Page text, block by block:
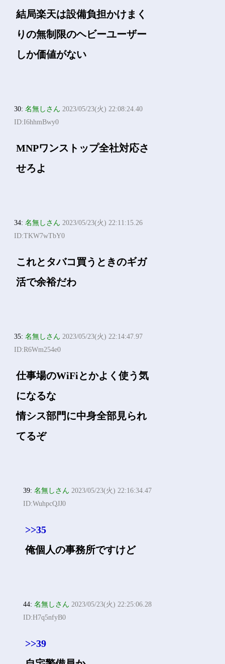
結局楽天は設備負担かけまく
りの無制限のヘビーユーザー
しか価値がない
30:名無しさん 2023/05/23(火) 22:08:24.40
ID:I6hhmBwy0
MNPワンストップ全社対応さ
せろよ
34:名無しさん 2023/05/23(火) 22:11:15.26
ID:TKW7wTbY0
これとタバコ買うときのギガ
活で余裕だわ
35:名無しさん 2023/05/23(火) 22:14:47.97
ID:R6Wm254e0
仕事場のWiFiとかよく使う気
になるな
情シス部門に中身全部見られ
てるぞ
39:名無しさん 2023/05/23(火) 22:16:34.47
ID:WuhpcQJJ0
>>35
俺個人の事務所ですけど
44:名無しさん 2023/05/23(火) 22:25:06.28
ID:H7q5nfyB0
>>39